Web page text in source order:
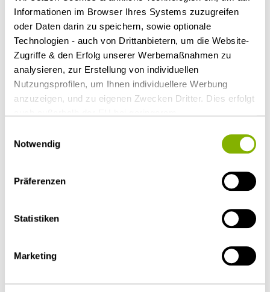
Informationen im Browser Ihres Systems zuzugreifen
oder Daten darin zu speichern, sowie optionale
Technologien - auch von Drittanbietern, um die Website-
Zugriffe & den Erfolg unserer Werbemaßnahmen zu
analysieren, zur Erstellung von individuellen
Nutzungsprofilen, um Ihnen individuellere Werbung
anzuzeigen, und zu eigenen Zwecken Dritter. Dies erfolgt
Regelungen das Risiko des staatlichen Zugriffs &
auszuschließen ist. Sie können Ihre Einwilligung jederzeit
über dieCookie-Einstellungen
widerrufen oder ändern.
Notwendig
Präferenzen
Statistiken
Marketing
Kapitalmarktrecht
Ansprechpartner
Köln